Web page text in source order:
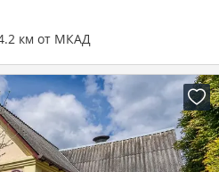
км от МКАД